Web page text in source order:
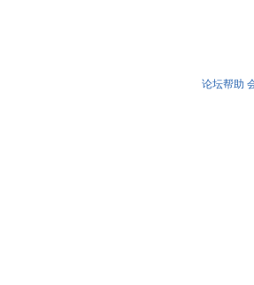
论坛帮助